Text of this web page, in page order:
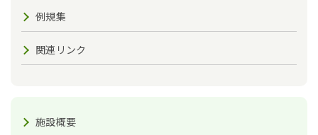
例規集
関連リンク
施設概要